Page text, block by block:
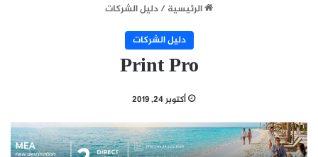
الرئيسية/دليل الشركات
دليل الشركات
Print Pro
أكتوبر 24, 2019